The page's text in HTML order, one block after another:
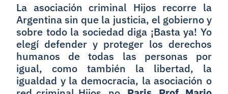
La asociación criminal Hijos recorre la
Argentina sin que la justicia, el gobierno y
sobre todo la sociedad diga ¡Basta ya! Yo
elegí defender y proteger los derechos
humanos de todas las personas por
igual, como también la libertad, la
igualdad y la democracia, la asociación o